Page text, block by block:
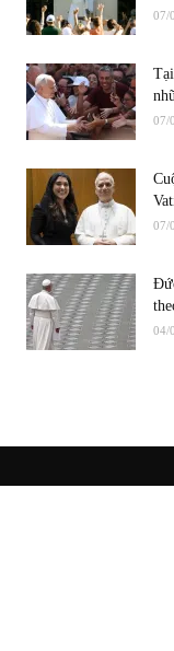
07/
07/
07/
04/